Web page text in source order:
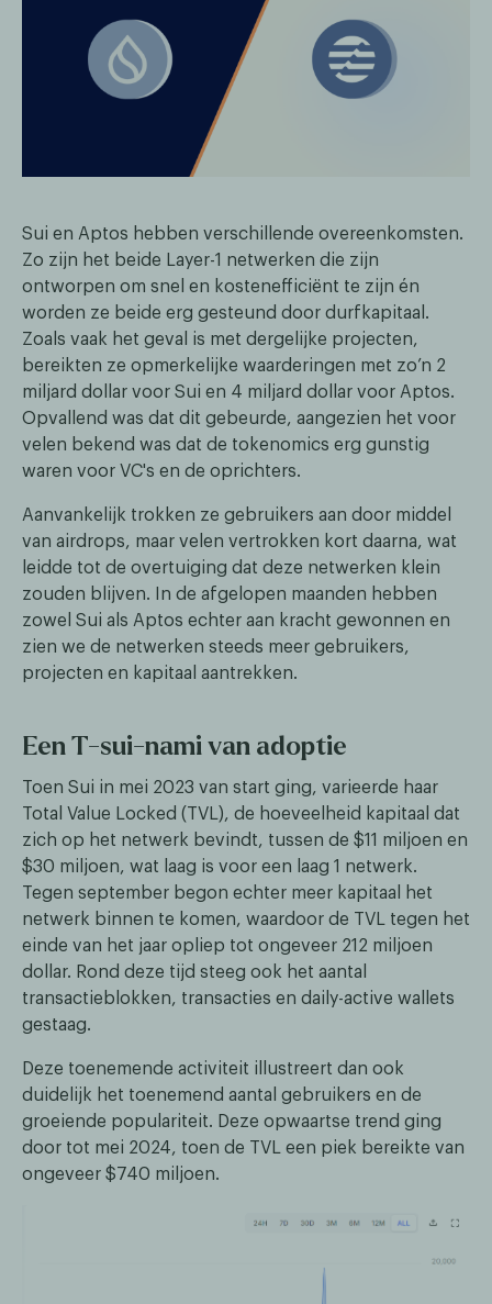
Sui en Aptos hebben verschillende overeenkomsten.
Zo zijn het beide Layer-1 netwerken die zijn
ontworpen om snel en kostenefficiënt te zijn én
worden ze beide erg gesteund door durfkapitaal.
Zoals vaak het geval is met dergelijke projecten,
bereikten ze opmerkelijke waarderingen met zo’n 2
miljard dollar voor Sui en 4 miljard dollar voor Aptos.
Opvallend was dat dit gebeurde, aangezien het voor
velen bekend was dat de tokenomics erg gunstig
waren voor VC's en de oprichters.
Aanvankelijk trokken ze gebruikers aan door middel
van airdrops, maar velen vertrokken kort daarna, wat
leidde tot de overtuiging dat deze netwerken klein
zouden blijven. In de afgelopen maanden hebben
zowel Sui als Aptos echter aan kracht gewonnen en
zien we de netwerken steeds meer gebruikers,
projecten en kapitaal aantrekken.
Een T-sui-nami van adoptie
Toen Sui in mei 2023 van start ging, varieerde haar
Total Value Locked (TVL), de hoeveelheid kapitaal dat
zich op het netwerk bevindt, tussen de $11 miljoen en
$30 miljoen, wat laag is voor een laag 1 netwerk.
Tegen september begon echter meer kapitaal het
netwerk binnen te komen, waardoor de TVL tegen het
einde van het jaar opliep tot ongeveer 212 miljoen
dollar. Rond deze tijd steeg ook het aantal
transactieblokken, transacties en daily-active wallets
gestaag.
Deze toenemende activiteit illustreert dan ook
duidelijk het toenemend aantal gebruikers en de
groeiende populariteit. Deze opwaartse trend ging
door tot mei 2024, toen de TVL een piek bereikte van
ongeveer $740 miljoen.